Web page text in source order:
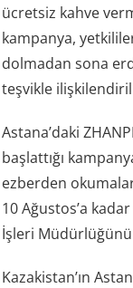
ücretsiz kahve
kampanya,
dolmadan sona
teşvikle
Astana’daki
başlattığı
ezberden
10 Ağustos’a
İşleri
Kazakistan’ın